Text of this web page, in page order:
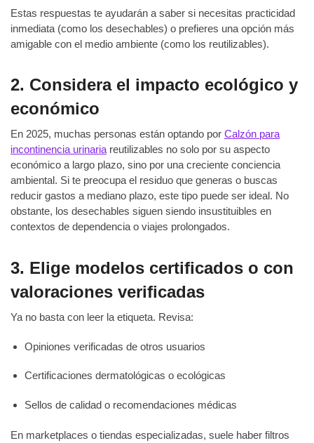
Estas respuestas te ayudarán a saber si necesitas practicidad
inmediata (como los desechables) o prefieres una opción más
amigable con el medio ambiente (como los reutilizables).
2. Considera el impacto ecológico y
económico
En 2025, muchas personas están optando por Calzón para
incontinencia urinariareutilizables no solo por su aspecto
económico a largo plazo, sino por una creciente conciencia
ambiental. Si te preocupa el residuo que generas o buscas
reducir gastos a mediano plazo, este tipo puede ser ideal. No
obstante, los desechables siguen siendo insustituibles en
contextos de dependencia o viajes prolongados.
3. Elige modelos certificados o con
valoraciones verificadas
Ya no basta con leer la etiqueta. Revisa:
Opiniones verificadas de otros usuarios
Certificaciones dermatológicas o ecológicas
Sellos de calidad o recomendaciones médicas
En marketplaces o tiendas especializadas, suele haber filtros